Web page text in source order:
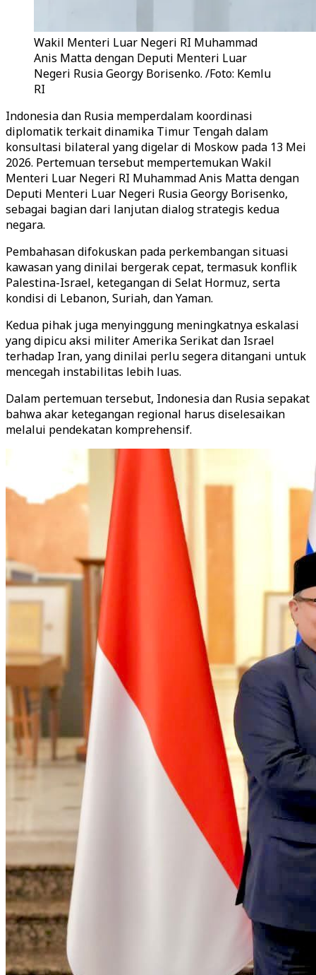
Wakil Menteri Luar Negeri RI Muhammad
Anis Matta dengan Deputi Menteri Luar
Negeri Rusia Georgy Borisenko. /Foto: Kemlu
RI
Indonesia dan Rusia memperdalam koordinasi
diplomatik terkait dinamika Timur Tengah dalam
konsultasi bilateral yang digelar di Moskow pada 13 Mei
2026. Pertemuan tersebut mempertemukan Wakil
Menteri Luar Negeri RI Muhammad Anis Matta dengan
Deputi Menteri Luar Negeri Rusia Georgy Borisenko,
sebagai bagian dari lanjutan dialog strategis kedua
negara.
Pembahasan difokuskan pada perkembangan situasi
kawasan yang dinilai bergerak cepat, termasuk konflik
Palestina-Israel, ketegangan di Selat Hormuz, serta
kondisi di Lebanon, Suriah, dan Yaman.
Kedua pihak juga menyinggung meningkatnya eskalasi
yang dipicu aksi militer Amerika Serikat dan Israel
terhadap Iran, yang dinilai perlu segera ditangani untuk
mencegah instabilitas lebih luas.
Dalam pertemuan tersebut, Indonesia dan Rusia sepakat
bahwa akar ketegangan regional harus diselesaikan
melalui pendekatan komprehensif.